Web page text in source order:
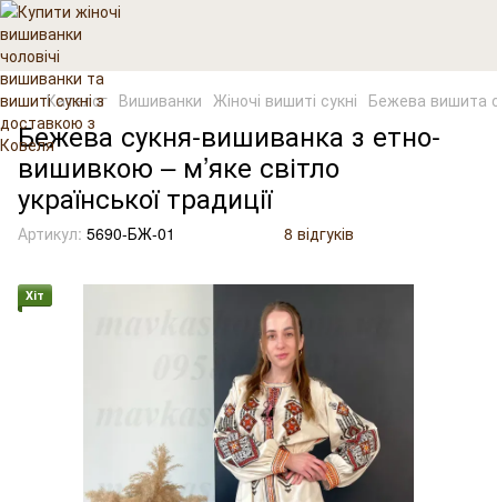
Каталог Вишиванки Жіночі вишиті сукні Бежева вишита
Бежева сукня-вишиванка з етно-
вишивкою – м’яке світло
української традиції
Артикул: 5690-БЖ-01 8 відгуків
Хіт